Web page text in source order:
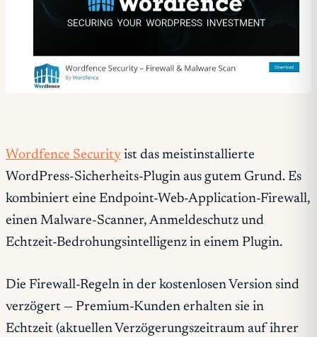
Wordfence Security ist das meistinstallierte
WordPress-Sicherheits-Plugin aus gutem Grund. Es
kombiniert eine Endpoint-Web-Application-Firewall,
einen Malware-Scanner, Anmeldeschutz und
Echtzeit-Bedrohungsintelligenz in einem Plugin.
Die Firewall-Regeln in der kostenlosen Version sind
verzögert — Premium-Kunden erhalten sie in
Echtzeit (aktuellen Verzögerungszeitraum auf ihrer